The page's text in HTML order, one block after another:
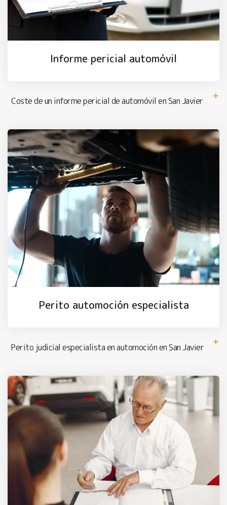
Informe pericial automóvil
Coste de un informe pericial de automóvil en San Javier
Perito automoción especialista
Perito judicial especialista en automoción en San Javier